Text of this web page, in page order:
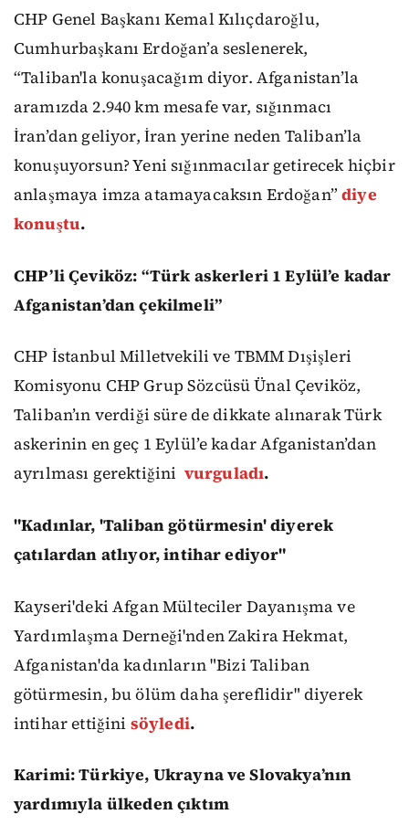
CHP Genel Başkanı Kemal Kılıçdaroğlu,
Cumhurbaşkanı Erdoğan’a seslenerek,
“Taliban'la konuşacağım diyor. Afganistan’la
aramızda 2.940 km mesafe var, sığınmacı
İran’dan geliyor, İran yerine neden Taliban’la
konuşuyorsun? Yeni sığınmacılar getirecek hiçbir
anlaşmaya imza atamayacaksın Erdoğan” diye
konuştu.
CHP’li Çeviköz: “Türk askerleri 1 Eylül’e kadar
Afganistan’dan çekilmeli”
CHP İstanbul Milletvekili ve TBMM Dışişleri
Komisyonu CHP Grup Sözcüsü Ünal Çeviköz,
Taliban’ın verdiği süre de dikkate alınarak Türk
askerinin en geç 1 Eylül’e kadar Afganistan’dan
ayrılması gerektiğini vurguladı.
"Kadınlar, 'Taliban götürmesin' diyerek
çatılardan atlıyor, intihar ediyor"
Kayseri'deki Afgan Mülteciler Dayanışma ve
Yardımlaşma Derneği'nden Zakira Hekmat,
Afganistan'da kadınların "Bizi Taliban
götürmesin, bu ölüm daha şereflidir" diyerek
intihar ettiğini söyledi.
Karimi: Türkiye, Ukrayna ve Slovakya’nın
yardımıyla ülkeden çıktım